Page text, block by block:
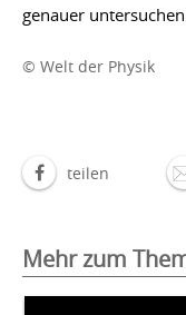
genauer untersuchen.
© Welt der Physik
teilen
Mehr zum